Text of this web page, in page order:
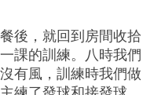
後，就回到房間收拾
課的訓練。八時我們
有風，訓練時我們做